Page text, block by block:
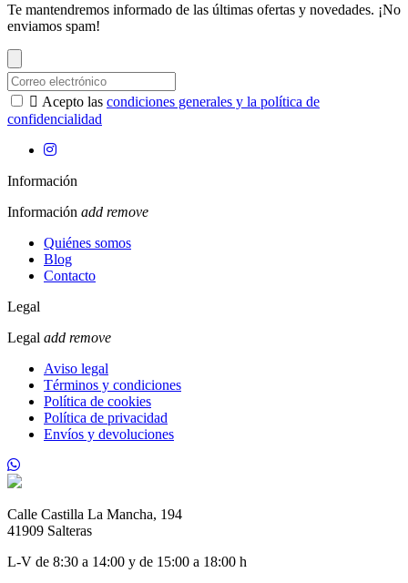
Te mantendremos informado de las últimas ofertas y novedades. ¡No
enviamos spam!
 Acepto las condiciones generales y la política de
confidencialidad
Información
Información add remove
Quiénes somos
Blog
Contacto
Legal
Legal add remove
Aviso legal
Términos y condiciones
Política de cookies
Política de privacidad
Envíos y devoluciones
Calle Castilla La Mancha, 194
41909 Salteras
L-V de 8:30 a 14:00 y de 15:00 a 18:00 h